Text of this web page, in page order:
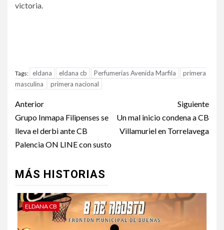
victoria.
Tags: eldana eldana cb Perfumerías Avenida Marfila
primera
masculina
primera nacional
Anterior
Grupo Inmapa Filipenses se
lleva el derbi ante CB
Palencia ON LINE con susto
Siguiente
Un mal inicio condena a CB
Villamuriel en Torrelavega
MÁS HISTORIAS
ELDANA CB